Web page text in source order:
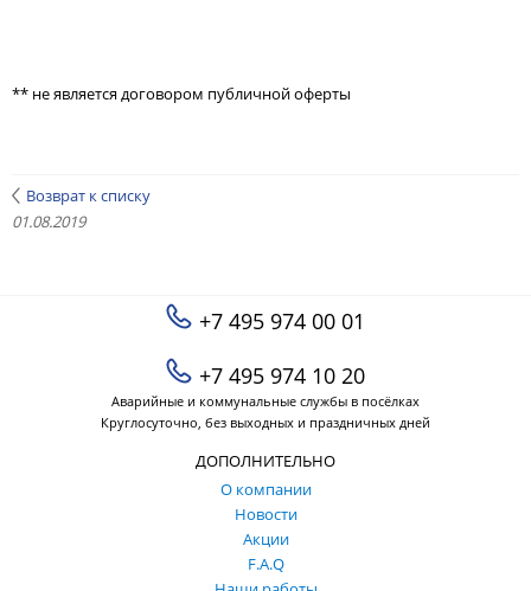
** не является договором публичной оферты
Возврат к списку
01.08.2019
+7 495 974 00 01
+7 495 974 10 20
Аварийные и коммунальные службы в посёлках
Круглосуточно, без выходных и праздничных дней
ДОПОЛНИТЕЛЬНО
О компании
Новости
Акции
F.A.Q